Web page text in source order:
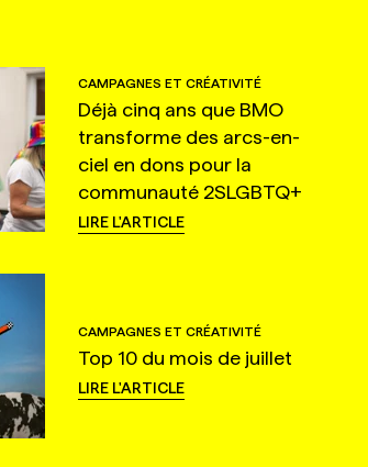
CAMPAGNES ET CRÉATIVITÉ
Déjà cinq ans que BMO
transforme des arcs-en-
ciel en dons pour la
communauté 2SLGBTQ+
LIRE L'ARTICLE
CAMPAGNES ET CRÉATIVITÉ
Top 10 du mois de juillet
LIRE L'ARTICLE